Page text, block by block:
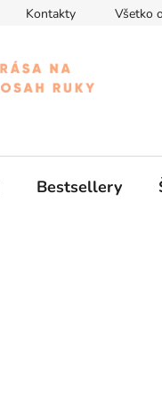
Kontakty Všetko
Bestsellery